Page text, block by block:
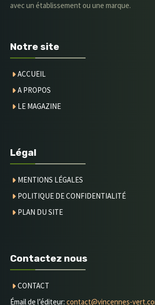
avec un établissement ou une marque.
Notre site
ACCUEIL
A PROPOS
LE MAGAZINE
Légal
MENTIONS LÉGALES
POLITIQUE DE CONFIDENTIALITÉ
PLAN DU SITE
Contactez nous
CONTACT
Émail de l’éditeur: contact@vincennes-